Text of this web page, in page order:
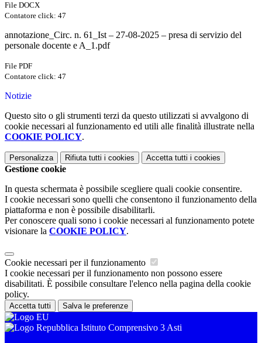
File DOCX
Contatore click: 47
annotazione_Circ. n. 61_Ist – 27-08-2025 – presa di servizio del
personale docente e A_1.pdf
File PDF
Contatore click: 47
Notizie
Questo sito o gli strumenti terzi da questo utilizzati si avvalgono di
cookie necessari al funzionamento ed utili alle finalità illustrate nella
COOKIE POLICY.
Personalizza Rifiuta tutti i cookies Accetta tutti i cookies
Gestione cookie
In questa schermata è possibile scegliere quali cookie consentire.
I cookie necessari sono quelli che consentono il funzionamento della
piattaforma e non è possibile disabilitarli.
Per conoscere quali sono i cookie necessari al funzionamento potete
visionare la COOKIE POLICY.
Cookie necessari per il funzionamento
I cookie necessari per il funzionamento non possono essere
disabilitati. È possibile consultare l'elenco nella pagina della cookie
policy.
Accetta tutti Salva le preferenze
Istituto Comprensivo 3 Asti